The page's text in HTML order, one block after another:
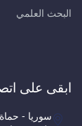
البحث العلمي
ابقى على
سوريا - حماة